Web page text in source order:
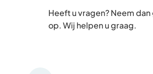
Heeft u vragen? Neem
op. Wij helpen u graag.